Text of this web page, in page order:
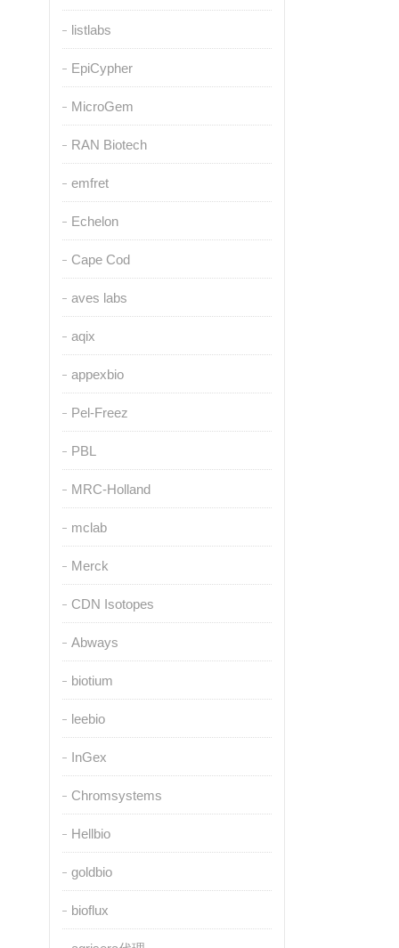
listlabs
EpiCypher
MicroGem
RAN Biotech
emfret
Echelon
Cape Cod
aves labs
aqix
appexbio
Pel-Freez
PBL
MRC-Holland
mclab
Merck
CDN Isotopes
Abways
biotium
leebio
InGex
Chromsystems
Hellbio
goldbio
bioflux